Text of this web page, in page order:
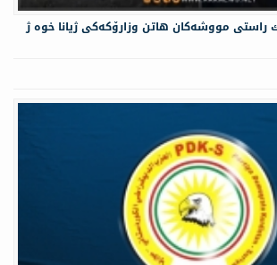
مووشه‌كان هاتن وزارۆكه‌كی ژیانا خوه‌ ژ